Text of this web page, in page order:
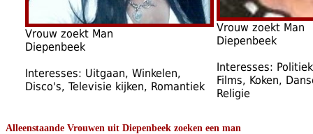
Vrouw zoekt Man
Diepenbeek
Interesses: Uitgaan, Winkelen,
Disco's, Televisie kijken, Romantiek
Vrouw zoekt Man
Diepenbeek
Interesses:
Films, Koken,
Religie
Alleenstaande Vrouwen uit Diepenbeek zoeken een man